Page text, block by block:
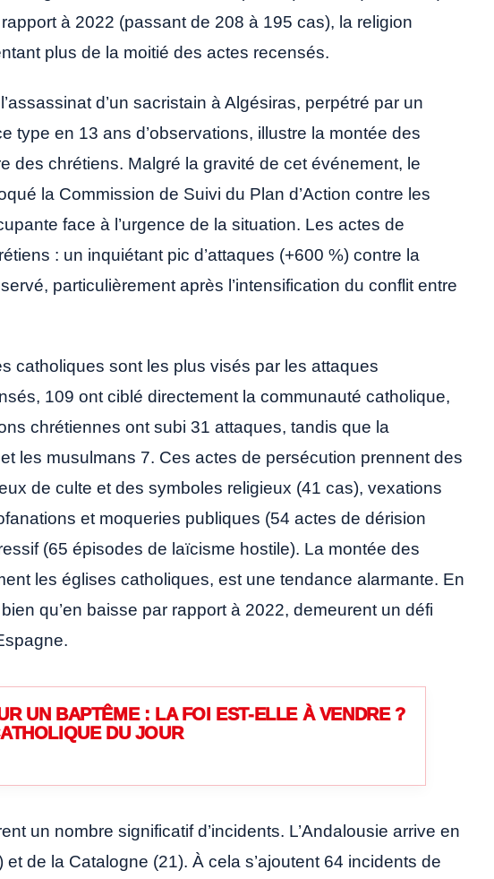
à 2022 (passant de 208 à 195 cas), la religion
plus de la moitié des actes recensés.
d’un sacristain à Algésiras, perpétré par un
type en 13 ans d’observations, illustre la montée des
des chrétiens. Malgré la gravité de cet événement, le
la Commission de Suivi du Plan d’Action contre les
face à l’urgence de la situation. Les actes de
: un inquiétant pic d’attaques (+600 %) contre la
particulièrement après l’intensification du conflit entre
catholiques sont les plus visés par les attaques
109 ont ciblé directement la communauté catholique,
chrétiennes ont subi 31 attaques, tandis que la
les musulmans 7. Ces actes de persécution prennent des
de culte et des symboles religieux (41 cas), vexations
et moqueries publiques (54 actes de dérision
(65 épisodes de laïcisme hostile). La montée des
les églises catholiques, est une tendance alarmante. En
qu’en baisse par rapport à 2022, demeurent un défi
UN BAPTÊME : LA FOI EST-ELLE À VENDRE ?
DU JOUR
un nombre significatif d’incidents. L’Andalousie arrive en
de la Catalogne (21). À cela s’ajoutent 64 incidents de